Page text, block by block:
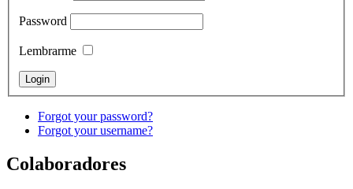
Password
Lembrarme
Forgot your password?
Forgot your username?
Colaboradores